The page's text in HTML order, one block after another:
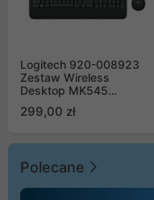
Logitech 920-008923
Zestaw Wireless
Desktop MK545
299,00 zł
Polecane